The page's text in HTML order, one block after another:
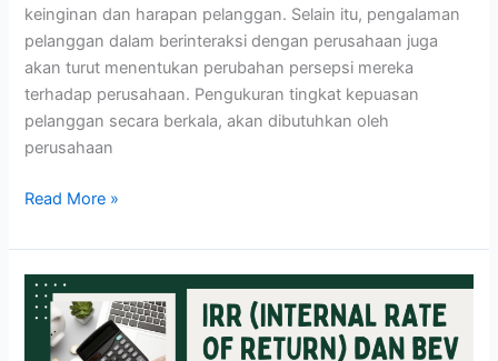
keinginan dan harapan pelanggan. Selain itu, pengalaman
pelanggan dalam berinteraksi dengan perusahaan juga
akan turut menentukan perubahan persepsi mereka
terhadap perusahaan. Pengukuran tingkat kepuasan
pelanggan secara berkala, akan dibutuhkan oleh
perusahaan
Read More »
IRR
(INTERNAL
RATE